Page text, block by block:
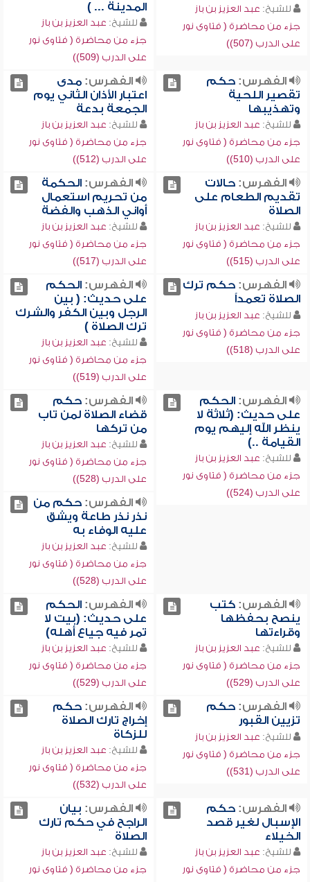
للشيخ: عبد العزيز بن باز
جزء من محاضرة ( فتاوى نور
على الدرب (507))
المدينة ... )
للشيخ: عبد العزيز بن باز
جزء من محاضرة ( فتاوى نور
على الدرب (509))
الفهرس:حكم
تقصير اللحية
وتهذيبها
للشيخ: عبد العزيز بن باز
جزء من محاضرة ( فتاوى نور
على الدرب (510))
الفهرس:مدى
اعتبار الأذان الثاني يوم
الجمعة بدعة
للشيخ: عبد العزيز بن باز
جزء من محاضرة ( فتاوى نور
على الدرب (512))
الفهرس:حالات
تقديم الطعام على
الصلاة
للشيخ: عبد العزيز بن باز
جزء من محاضرة ( فتاوى نور
على الدرب (515))
الفهرس:الحكمة
من تحريم استعمال
أواني الذهب والفضة
للشيخ: عبد العزيز بن باز
جزء من محاضرة ( فتاوى نور
على الدرب (517))
الفهرس:حكم ترك
الصلاة تعمداً
للشيخ: عبد العزيز بن باز
جزء من محاضرة ( فتاوى نور
على الدرب (518))
الفهرس:الحكم
على حديث: ( بين
الرجل وبين الكفر والشرك
ترك الصلاة )
للشيخ: عبد العزيز بن باز
جزء من محاضرة ( فتاوى نور
على الدرب (519))
الفهرس:الحكم
على حديث: (ثلاثة لا
ينظر الله إليهم يوم
القيامة ..)
للشيخ: عبد العزيز بن باز
جزء من محاضرة ( فتاوى نور
على الدرب (524))
الفهرس:حكم
قضاء الصلاة لمن تاب
من تركها
للشيخ: عبد العزيز بن باز
جزء من محاضرة ( فتاوى نور
على الدرب (528))
الفهرس:حكم من
نذر نذر طاعة ويشق
عليه الوفاء به
للشيخ: عبد العزيز بن باز
جزء من محاضرة ( فتاوى نور
على الدرب (528))
الفهرس:كتب
ينصح بحفظها
وقراءتها
للشيخ: عبد العزيز بن باز
جزء من محاضرة ( فتاوى نور
على الدرب (529))
الفهرس:الحكم
على حديث: (بيت لا
تمر فيه جياع أهله)
للشيخ: عبد العزيز بن باز
جزء من محاضرة ( فتاوى نور
على الدرب (529))
الفهرس:حكم
تزيين القبور
للشيخ: عبد العزيز بن باز
جزء من محاضرة ( فتاوى نور
على الدرب (531))
الفهرس:حكم
إخراج تارك الصلاة
للزكاة
للشيخ: عبد العزيز بن باز
جزء من محاضرة ( فتاوى نور
على الدرب (532))
الفهرس:حكم
الإسبال لغير قصد
الخيلاء
للشيخ: عبد العزيز بن باز
جزء من محاضرة ( فتاوى نور
الفهرس: بيان
الراجح في حكم تارك
الصلاة
للشيخ: عبد العزيز بن باز
جزء من محاضرة ( فتاوى نور